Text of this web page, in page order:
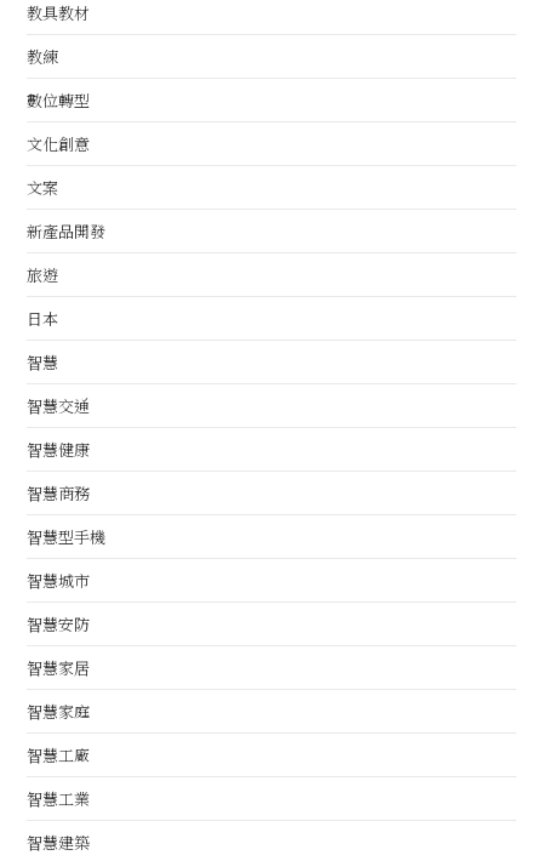
教具教材
教練
數位轉型
文化創意
文案
新產品開發
旅遊
日本
智慧
智慧交通
智慧健康
智慧商務
智慧型手機
智慧城市
智慧安防
智慧家居
智慧家庭
智慧工廠
智慧工業
智慧建築